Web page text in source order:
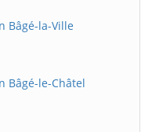
Bâgé-la-Ville
Bâgé-le-Châtel